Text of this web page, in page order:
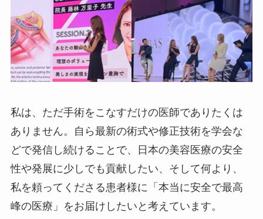
私は、ただ手術をこなすだけの医師でありたくは
ありません。自ら最新の術式や修正技術を学会な
どで発信し続けることで、日本の美容医療の安全
性や発展に少しでも貢献したい、そして何より、
私を頼ってくださる患者様に「本当に安全で最高
峰の医療」をお届けしたいと考えています。